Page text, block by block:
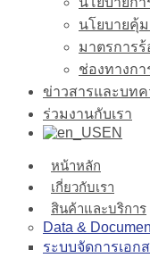
นโยบายคุ้
มาตรการร้
ช่องทางกา
ข่าวสารและบทค
ร่วมงานกับเรา
EN
หน้าหลัก
เกี่ยวกับเรา
สินค้าและบริการ
Data &
ระบบจัดการเอก